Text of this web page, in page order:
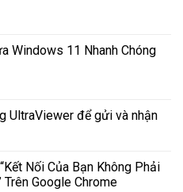
Windows 11 Nhanh Chóng
Tắt
UltraViewer để gửi và nhận
Nối Của Bạn Không Phải
Trên Google Chrome